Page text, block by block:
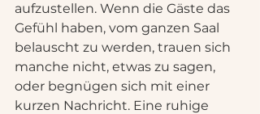
aufzustellen. Wenn die Gäste das
Gefühl haben, vom ganzen Saal
belauscht zu werden, trauen sich
manche nicht, etwas zu sagen,
oder begnügen sich mit einer
kurzen Nachricht. Eine ruhige